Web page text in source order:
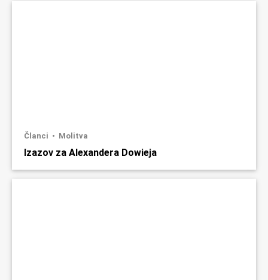
Članci Molitva
Izazov za Alexandera Dowieja